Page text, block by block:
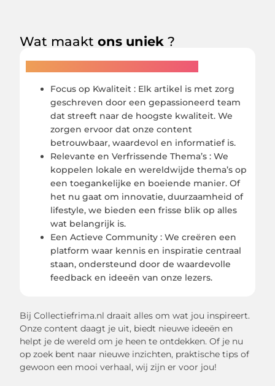
Wat maaktons uniek?
Focus op Kwaliteit : Elk artikel is met zorg
geschreven door een gepassioneerd team
dat streeft naar de hoogste kwaliteit. We
zorgen ervoor dat onze content
betrouwbaar, waardevol en informatief is.
Relevante en Verfrissende Thema’s : We
koppelen lokale en wereldwijde thema’s op
een toegankelijke en boeiende manier. Of
het nu gaat om innovatie, duurzaamheid of
lifestyle, we bieden een frisse blik op alles
wat belangrijk is.
Een Actieve Community : We creëren een
platform waar kennis en inspiratie centraal
staan, ondersteund door de waardevolle
feedback en ideeën van onze lezers.
Bij Collectiefrima.nl draait alles om wat jou inspireert.
Onze content daagt je uit, biedt nieuwe ideeën en
helpt je de wereld om je heen te ontdekken. Of je nu
op zoek bent naar nieuwe inzichten, praktische tips of
gewoon een mooi verhaal, wij zijn er voor jou!